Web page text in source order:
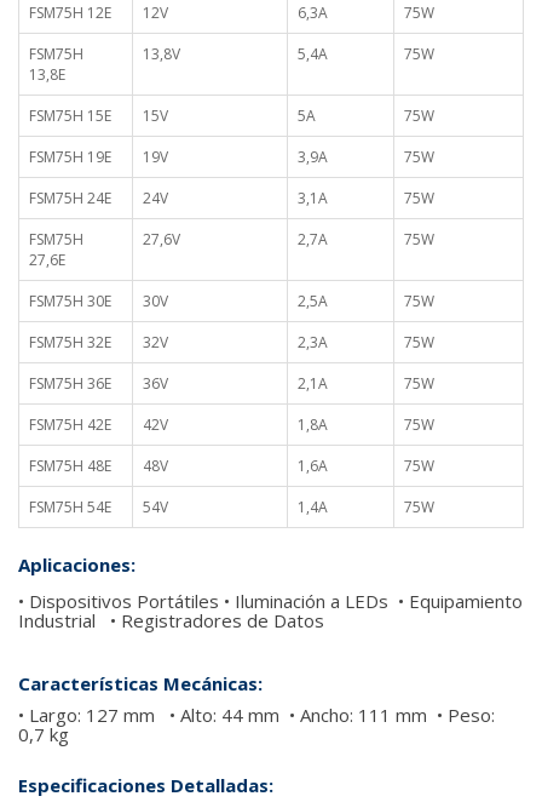
FSM75H 12E
12V 6,3A
75W
FSM75H
13,8E
13,8V 5,4A 75W
FSM75H 15E 15V 5A
75W
FSM75H 19E
19V 3,9A
75W
FSM75H 24E
24V 3,1A
75W
FSM75H
27,6E
27,6V 2,7A 75W
FSM75H 30E 30V 2,5A
75W
FSM75H 32E
32V 2,3A
75W
FSM75H 36E
36V 2,1A
75W
FSM75H 42E
42V 1,8A
75W
FSM75H 48E
48V 1,6A
75W
FSM75H 54E
54V 1,4A 75W
Aplicaciones:
• Dispositivos Portátiles • Iluminación a LEDs • Equipamiento
Industrial • Registradores de Datos
Características Mecánicas:
• Largo: 127 mm • Alto: 44 mm • Ancho: 111 mm • Peso:
0,7 kg
Especificaciones Detalladas: